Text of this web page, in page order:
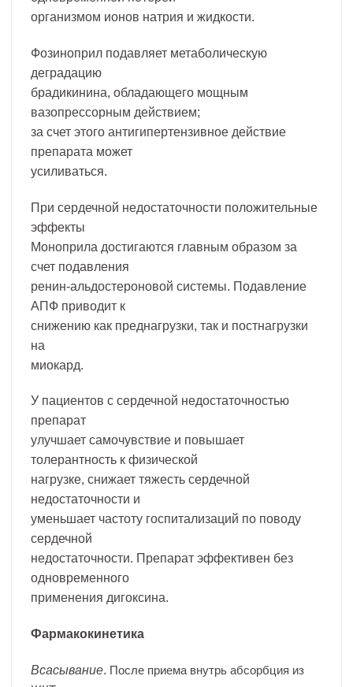
организмом ионов натрия и жидкости.
Фозиноприл подавляет метаболическую
деградацию
брадикинина, обладающего мощным
вазопрессорным действием;
за счет этого антигипертензивное действие
препарата может
усиливаться.
При сердечной недостаточности положительные
эффекты
Моноприла достигаются главным образом за
счет подавления
ренин-альдостероновой системы. Подавление
АПФ приводит к
снижению как преднагрузки, так и постнагрузки
на
миокард.
У пациентов с сердечной недостаточностью
препарат
улучшает самочувствие и повышает
толерантность к физической
нагрузке, снижает тяжесть сердечной
недостаточности и
уменьшает частоту госпитализаций по поводу
сердечной
недостаточности. Препарат эффективен без
одновременного
применения дигоксина.
Фармакокинетика
Всасывание. После приема внутрь абсорбция из